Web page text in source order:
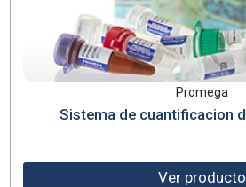
Promega
Sistema de cuantificacion
Ver producto